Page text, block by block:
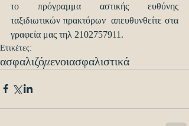
το πρόγραμμα αστικής ευθύνης
ταξιδιωτικών πρακτόρων  απευθυνθείτε στα
γραφεία μας τηλ 2102757911.
Ετικέτες:
ασφαλιζόμενοιασφαλιστικά